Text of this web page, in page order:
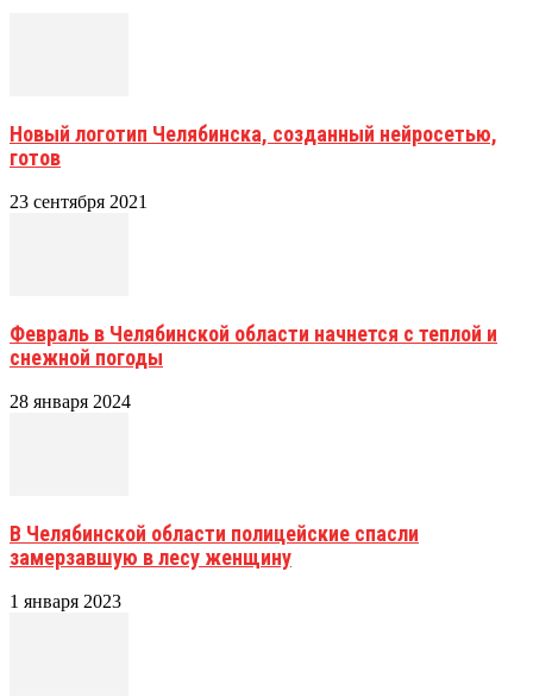
Новый логотип Челябинска, созданный нейросетью,
готов
23 сентября 2021
Февраль в Челябинской области начнется с теплой и
снежной погоды
28 января 2024
В Челябинской области полицейские спасли
замерзавшую в лесу женщину
1 января 2023